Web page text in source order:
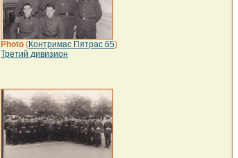
Photo (Контримас Пятрас 65)
Третий дивизион